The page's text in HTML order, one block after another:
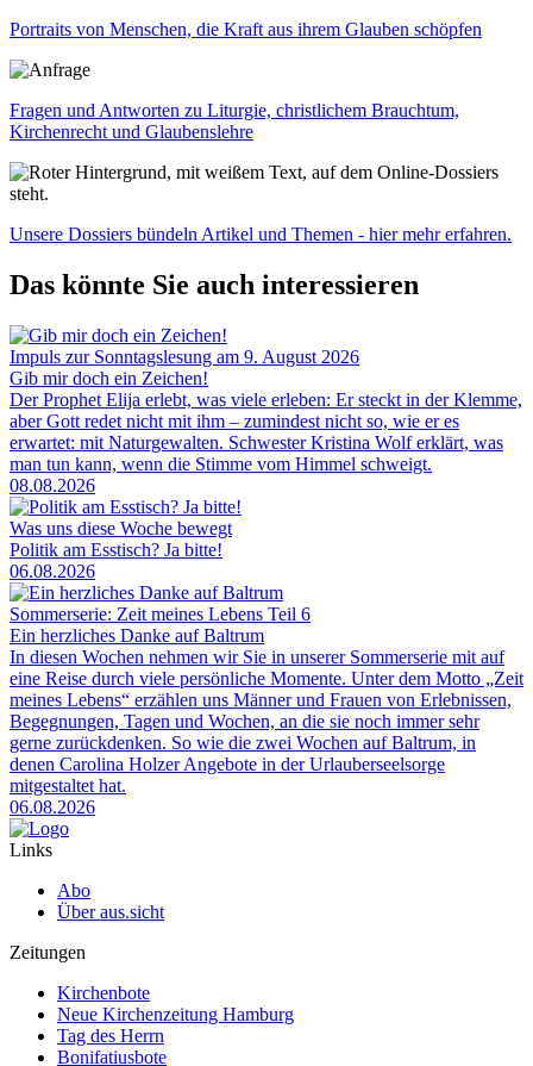
Caption
Portraits von Menschen, die Kraft aus ihrem Glauben schöpfen
Image
Caption
Fragen und Antworten zu Liturgie, christlichem Brauchtum,
Kirchenrecht und Glaubenslehre
Image
Caption
Unsere Dossiers bündeln Artikel und Themen - hier mehr erfahren.
Das könnte Sie auch interessieren
Impuls zur Sonntagslesung am 9. August 2026
Gib mir doch ein Zeichen!
Der Prophet Elija erlebt, was viele erleben: Er steckt in der Klemme,
aber Gott redet nicht mit ihm – zumindest nicht so, wie er es
erwartet: mit Naturgewalten. Schwester Kristina Wolf erklärt, was
man tun kann, wenn die Stimme vom Himmel schweigt.
08.08.2026
Was uns diese Woche bewegt
Politik am Esstisch? Ja bitte!
06.08.2026
Sommerserie: Zeit meines Lebens Teil 6
Ein herzliches Danke auf Baltrum
In diesen Wochen nehmen wir Sie in unserer Sommerserie mit auf
eine Reise durch viele persönliche Momente. Unter dem Motto „Zeit
meines Lebens“ erzählen uns Männer und Frauen von Erlebnissen,
Begegnungen, Tagen und Wochen, an die sie noch immer sehr
gerne zurückdenken. So wie die zwei Wochen auf Baltrum, in
denen Carolina Holzer Angebote in der Urlauberseelsorge
mitgestaltet hat.
06.08.2026
Links
Abo
Über aus.sicht
Zeitungen
Kirchenbote
Neue Kirchenzeitung Hamburg
Tag des Herrn
Bonifatiusbote